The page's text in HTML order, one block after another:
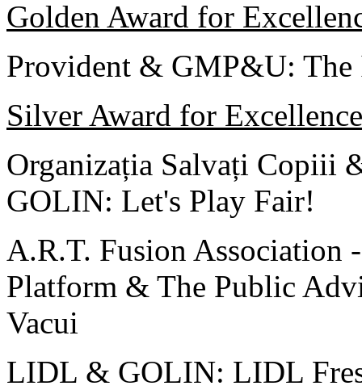
Golden Award for
Provident & GMP&U: The
Silver Award for Excellence
Organizația Salvați Copiii
GOLIN: Let's Play Fair!
A.R.T. Fusion Association
Platform & The Public
Vacui
LIDL & GOLIN: LIDL